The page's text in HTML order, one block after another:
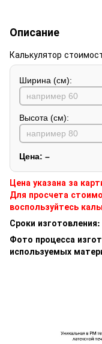
Описание
Калькулятор
Ширина (см):
Высота (см):
Цена: –
Цена указана за
Для просчета
воспользуйтесь
Сроки изготовления:
Фото процесса
используемых